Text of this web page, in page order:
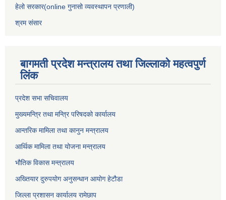
हेलो सरकार(online गुनासो व्यवस्थापन प्रणाली)
श्रम संसार
बागमती प्रदेश मन्त्रालय तथा जिल्लाको महत्वपुर्ण
लिंक
प्रदेश सभा सचिवालय
मुख्यमन्त्रि तथा मन्त्रि परिषदको कार्यालय
आन्तरिक मामिला तथा कानुन मन्त्रालय
आर्थिक मामिला तथा योजना मन्त्रालय
भौतिक विकास मन्त्रालय
अख्तियार दुरुपयोग अनुसन्धान आयोग हेटौडा
जिल्ला प्रशासन कार्यालय रामेछाप